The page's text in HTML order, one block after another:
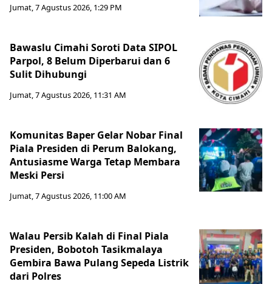
Jumat, 7 Agustus 2026, 1:29 PM
Bawaslu Cimahi Soroti Data SIPOL
Parpol, 8 Belum Diperbarui dan 6
Sulit Dihubungi
Jumat, 7 Agustus 2026, 11:31 AM
Komunitas Baper Gelar Nobar Final
Piala Presiden di Perum Balokang,
Antusiasme Warga Tetap Membara
Meski Persi
Jumat, 7 Agustus 2026, 11:00 AM
Walau Persib Kalah di Final Piala
Presiden, Bobotoh Tasikmalaya
Gembira Bawa Pulang Sepeda Listrik
dari Polres